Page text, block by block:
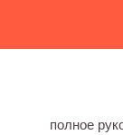
содержимому
полное